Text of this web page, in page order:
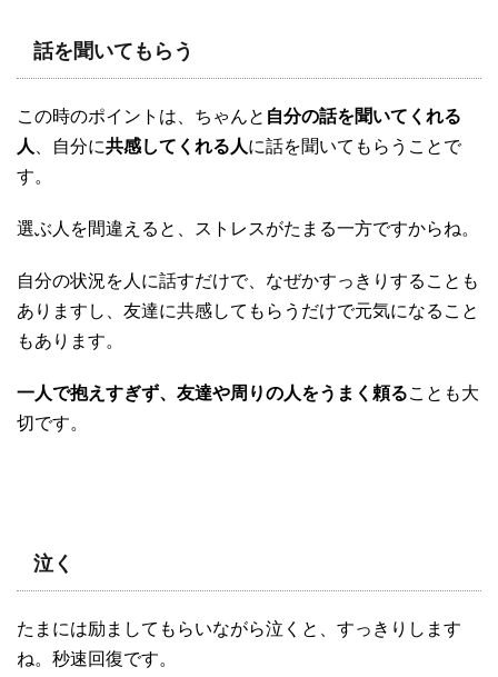
話を聞いてもらう
この時のポイントは、ちゃんと 自分の話を聞いてくれる
人
、自分に共感してくれる人に話を聞いてもらうことで
す。
選ぶ人を間違えると、ストレスがたまる一方ですからね。
自分の状況を人に話すだけで、なぜかすっきりすることも
ありますし、友達に共感してもらうだけで元気になること
もあります。
一人で抱えすぎず、友達や周りの人をうまく頼ることも大
切です。
泣く
たまには励ましてもらいながら泣くと、すっきりします
ね。秒速回復です。